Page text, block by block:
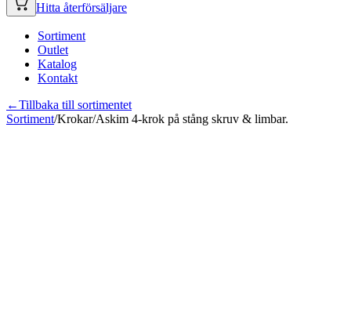
Hitta återförsäljare
Sortiment
Outlet
Katalog
Kontakt
←Tillbaka till sortimentet
Sortiment/Krokar/Askim 4-krok på stång skruv & limbar.